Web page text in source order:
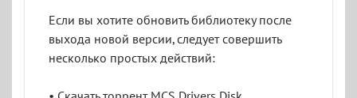
Если вы хотите обновить библиотеку после
выхода новой версии, следует совершить
несколько простых действий: